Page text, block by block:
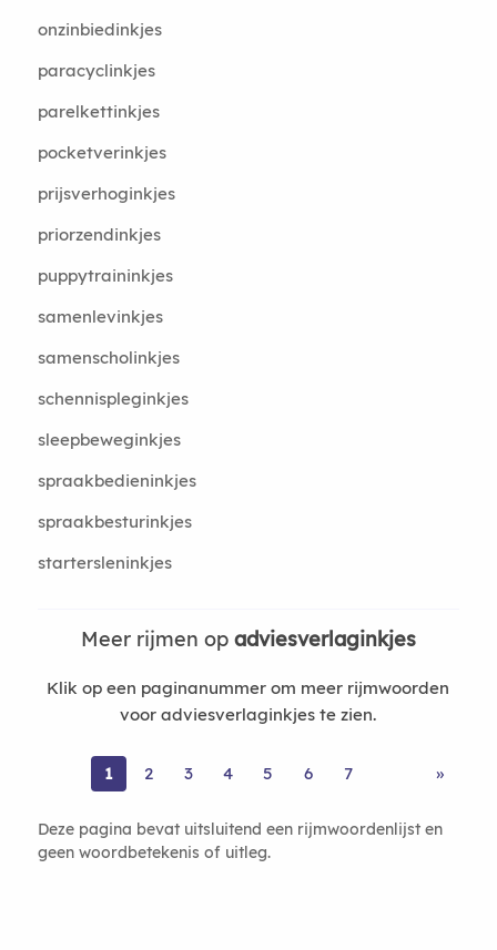
onzinbiedinkjes
paracyclinkjes
parelkettinkjes
pocketverinkjes
prijsverhoginkjes
priorzendinkjes
puppytraininkjes
samenlevinkjes
samenscholinkjes
schennispleginkjes
sleepbeweginkjes
spraakbedieninkjes
spraakbesturinkjes
startersleninkjes
Meer rijmen op adviesverlaginkjes
Klik op een paginanummer om meer rijmwoorden
voor adviesverlaginkjes te zien.
1 2 3 4 5 6 7 »
Deze pagina bevat uitsluitend een rijmwoordenlijst en
geen woordbetekenis of uitleg.